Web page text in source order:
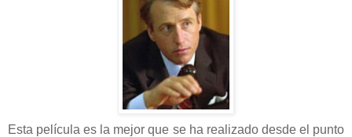
Esta película es la mejor que se ha realizado desde el punto